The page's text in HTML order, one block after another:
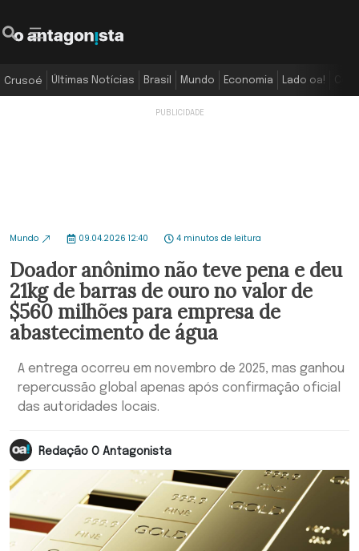
Crusoé Últimas Notícias Brasil Mundo Economia Lado oa!
Mundo 09.04.2026 12:40 4 minutos de leitura
Doador anônimo não teve pena e deu
21kg de barras de ouro no valor de
$560 milhões para empresa de
abastecimento de água
A entrega ocorreu em novembro de 2025, mas ganhou
repercussão global apenas após confirmação oficial
das autoridades locais.
Redação O Antagonista